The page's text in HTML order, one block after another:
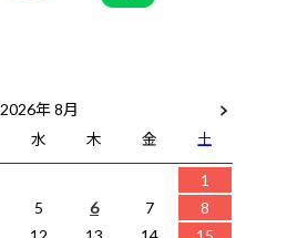
2026年 8月
水 木 金
土
1
5 6 7
8